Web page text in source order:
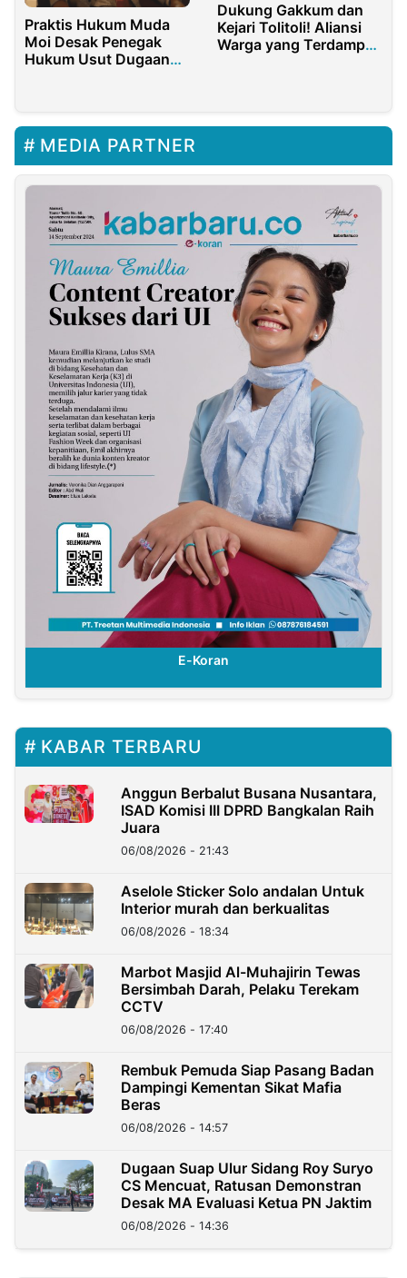
Praktis Hukum Muda
Moi Desak Penegak
Hukum Usut Dugaan
Dukung Gakkum dan
Kejari Tolitoli! Aliansi
Warga yang Terdampak
MEDIA PARTNER
E-Koran
KABAR TERBARU
Anggun Berbalut Busana Nusantara,
ISAD Komisi III DPRD Bangkalan Raih
Juara
06/08/2026 - 21:43
Aselole Sticker Solo andalan Untuk
Interior murah dan berkualitas
06/08/2026 - 18:34
Marbot Masjid Al-Muhajirin Tewas
Bersimbah Darah, Pelaku Terekam
CCTV
06/08/2026 - 17:40
Rembuk Pemuda Siap Pasang Badan
Dampingi Kementan Sikat Mafia
Beras
06/08/2026 - 14:57
Dugaan Suap Ulur Sidang Roy Suryo
CS Mencuat, Ratusan Demonstran
Desak MA Evaluasi Ketua PN Jaktim
06/08/2026 - 14:36